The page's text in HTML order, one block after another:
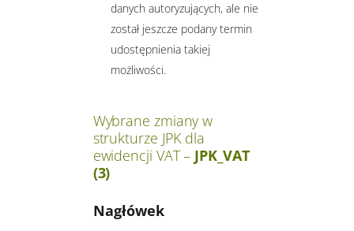
danych autoryzujących, ale nie
został jeszcze podany termin
udostępnienia takiej
możliwości.
Wybrane zmiany w
strukturze JPK dla
ewidencji VAT – JPK_VAT
(3)
Nagłówek